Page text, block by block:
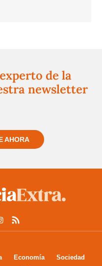
de la
newsletter
AHORA
Economía
Sociedad